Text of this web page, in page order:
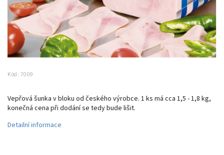
Kód: 7009
Vepřová šunka v bloku od českého výrobce. 1 ks má cca 1,5 - 1,8 kg,
konečná cena při dodání se tedy bude lišit.
Detailní informace